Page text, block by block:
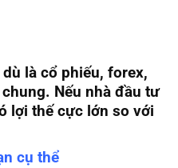
là cổ phiếu, forex,
Nếu nhà đầu tư
lợi thế cực lớn so với
cụ thể